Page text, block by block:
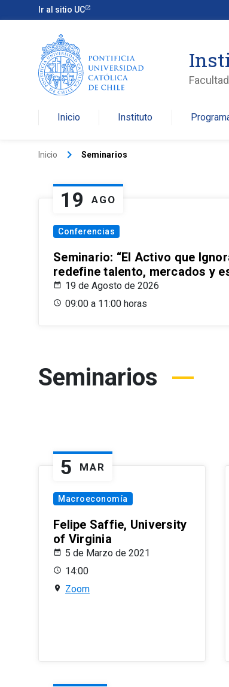
Ir al sitio UC
Inicio Instituto
Inicio keyboard_arrow_right Seminarios
19 AGO
Conferencias
Seminario: “El Activo que
redefine talento, mercados y
19 de Agosto de 2026
09:00 a 11:00 horas
Seminarios
5 MAR
Macroeconomía
Felipe Saffie, University
of Virginia
5 de Marzo de 2021
14:00
Zoom